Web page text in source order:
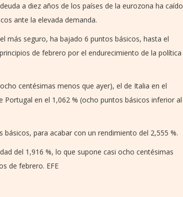
a diez años de los países de la eurozona ha caído
ante la elevada demanda.
más seguro, ha bajado 6 puntos básicos, hasta el
de febrero por el endurecimiento de la política
centésimas menos que ayer), el de Italia en el
Portugal en el 1,062 % (ocho puntos básicos inferior al
para acabar con un rendimiento del 2,555 %.
del 1,916 %, lo que supone casi ocho centésimas
de febrero. EFE